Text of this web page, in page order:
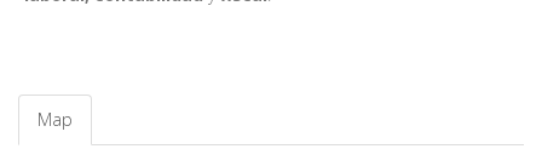
Map